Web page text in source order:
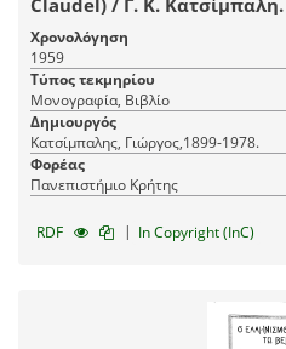
Claudel) / Γ. Κ. Κατσίμπαλη.
Χρονολόγηση
1959
Τύπος τεκμηρίου
Μονογραφία, Βιβλίο
Δημιουργός
Κατσίμπαλης, Γιώργος,1899-1978.
Φορέας
Πανεπιστήμιο Κρήτης
RDF | In Copyright (InC)